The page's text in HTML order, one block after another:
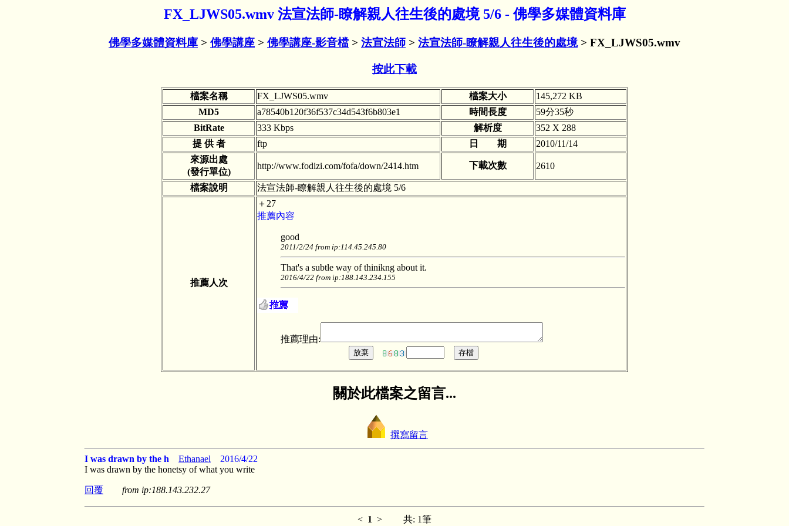
FX_LJWS05.wmv 法宣法師-瞭解親人往生後的處境 5/6 - 佛學多媒體資料庫
佛學多媒體資料庫 > 佛學講座 > 佛學講座-影音檔 > 法宣法師 > 法宣法師-瞭解親人往生後的處境> FX_LJWS05.wmv
按此下載
檔案名稱 FX_LJWS05.wmv 檔案大小
145,272 KB
MD5
a78540b120f36f537c34d543f6b803e1 時間長度
59分35秒
BitRate
333 Kbps 解析度
352 X 288
提 供 者
ftp 日 期
2010/11/14
來源出處
(發行單位)
http://www.fodizi.com/fofa/down/2414.htm 下載次數 2610
檔案說明 法宣法師-瞭解親人往生後的處境 5/6
推薦人次
＋27
推薦內容
good
2011/2/24 from ip:114.45.245.80
That's a subtle way of thinikng about it.
2016/4/22 from ip:188.143.234.155
推薦理由:
關於此檔案之留言...
撰寫留言
I was drawn by the h Ethanael 2016/4/22
I was drawn by the honetsy of what you write
回覆 from ip:188.143.232.27
< 1 > 共: 1筆